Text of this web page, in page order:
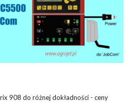
908 do różnej dokładności - ceny